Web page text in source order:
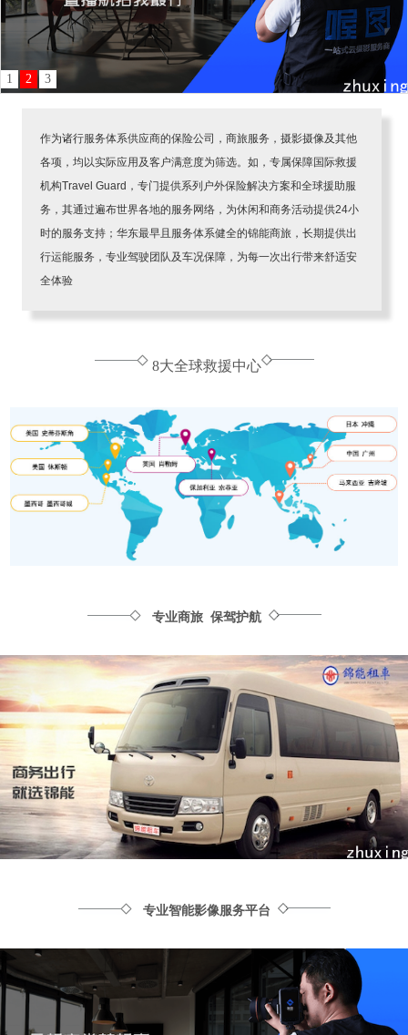
1 2 3
作为诸行服务体系供应商的保险公司，商旅服务，摄影摄像及其他
各项，均以实际应用及客户满意度为筛选。如，专属保障国际救援
机构Travel Guard，专门提供系列户外保险解决方案和全球援助服
务，其通过遍布世界各地的服务网络，为休闲和商务活动提供24小
时的服务支持；华东最早且服务体系健全的锦能商旅，长期提供出
行运能服务，专业驾驶团队及车况保障，为每一次出行带来舒适安
全体验
8大全球救援中心
专业商旅 保驾护航
专业智能影像服务平台